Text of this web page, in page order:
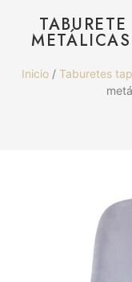
Inicio/ Taburetes